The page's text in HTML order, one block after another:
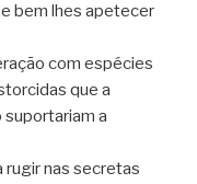
bem lhes apetecer
com espécies
que a
suportariam a
rugir nas secretas